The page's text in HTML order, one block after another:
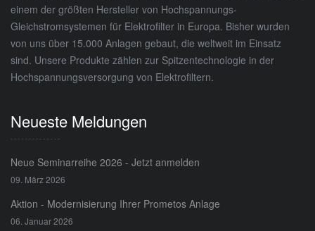
einem der größten Hersteller von Hochspannungs-
Gleichstromsystemen für Elektrofilter in Europa. Bisher wurden
von uns über 15.000 Anlagen gebaut, die weltweit im Einsatz
sind. Unsere Produkte zählen zur Spitzentechnologie in der
Hochspannungsversorgung von Elektrofiltern.
Neueste Meldungen
Neue Seminarreihe 2026 - Jetzt anmelden
09. März 2026
Aktion - Modernisierung Ihrer Prometos Anlage
06. Januar 2026